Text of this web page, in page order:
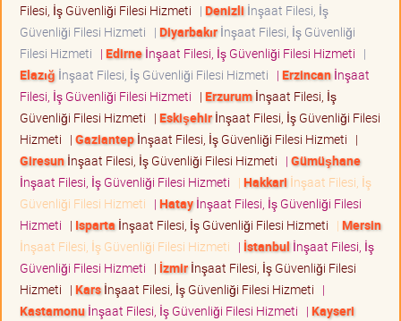
Filesi, İş Güvenliği Filesi Hizmeti | Denizli İnşaat Filesi, İş
Güvenliği Filesi Hizmeti | Diyarbakırİnşaat Filesi, İş Güvenliği
Filesi Hizmeti | Edirneİnşaat Filesi, İş Güvenliği Filesi Hizmeti |
Elazığ İnşaat Filesi, İş Güvenliği Filesi Hizmeti | Erzincanİnşaat
Filesi, İş Güvenliği Filesi Hizmeti | Erzurumİnşaat Filesi, İş
Güvenliği Filesi Hizmeti | Eskişehirİnşaat Filesi, İş Güvenliği Filesi
Hizmeti | Gaziantepİnşaat Filesi, İş Güvenliği Filesi Hizmeti |
Giresunİnşaat Filesi, İş Güvenliği Filesi Hizmeti | Gümüşhane
İnşaat Filesi, İş Güvenliği Filesi Hizmeti | Hakkari İnşaat Filesi, İş
Güvenliği Filesi Hizmeti | Hatayİnşaat Filesi, İş Güvenliği Filesi
Hizmeti | Isparta İnşaat Filesi, İş Güvenliği Filesi Hizmeti | Mersin
İnşaat Filesi, İş Güvenliği Filesi Hizmeti | İstanbul İnşaat Filesi, İş
Güvenliği Filesi Hizmeti | İzmirİnşaat Filesi, İş Güvenliği Filesi
Hizmeti | Karsİnşaat Filesi, İş Güvenliği Filesi Hizmeti |
Kastamonuİnşaat Filesi, İş Güvenliği Filesi Hizmeti | Kayseri